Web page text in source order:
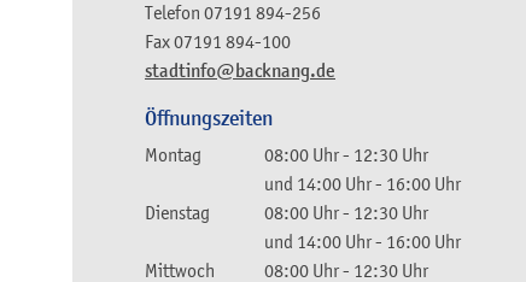
stadtinfo@backnang.de
Telefon 07191 894-256
Fax07191 894-100
Öffnungszeiten
Montag 08:00 Uhr- 12:30 Uhr
und 14:00 Uhr- 16:00 Uhr
Dienstag
08:00 Uhr- 12:30 Uhr
und 14:00 Uhr- 16:00 Uhr
Mittwoch
08:00 Uhr- 12:30 Uhr